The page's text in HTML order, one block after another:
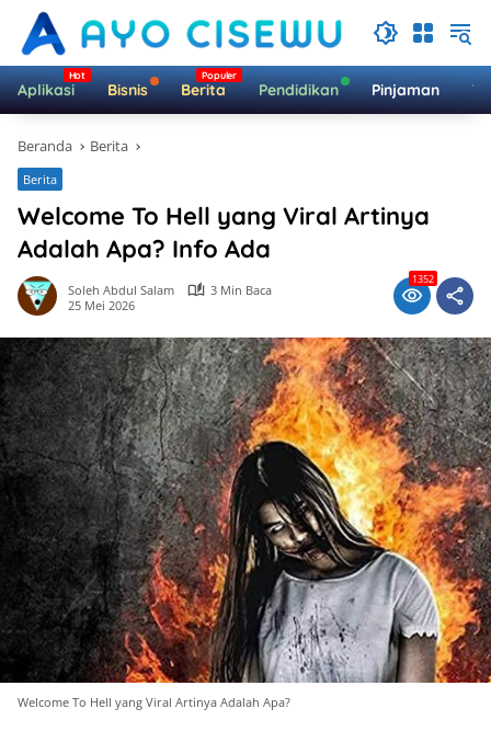
Langsung
konten
Aplikasi Bisnis Berita Pendidikan Pinjaman
Beranda Berita
Berita
Welcome To Hell yang Viral Artinya
Adalah Apa? Info Ada
Soleh Abdul Salam
3 Min Baca
25 Mei 2026
1352
Welcome To Hell yang Viral Artinya Adalah Apa?